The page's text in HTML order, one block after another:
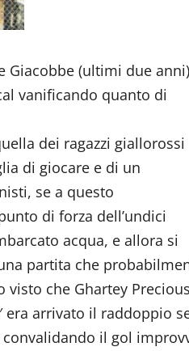
Giacobbe (ultimi due anni)
vanificando quanto di
dei ragazzi giallorossi
di giocare e di un
se a questo
di forza dell’undici
acqua, e allora si
partita che
che Ghartey
arrivato il raddoppio
il gol